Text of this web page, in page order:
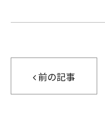
前の記事